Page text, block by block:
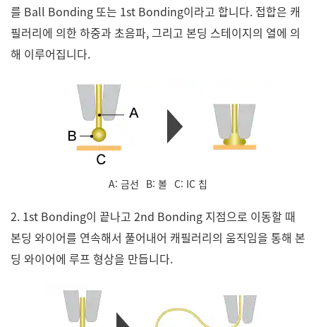
를 Ball Bonding 또는 1st Bonding이라고 합니다. 접합은 캐
필러리에 의한 하중과 초음파, 그리고 본딩 스테이지의 열에 의
해 이루어집니다.
A: 금선 B: 볼 C: IC 칩
2. 1st Bonding이 끝나고 2nd Bonding 지점으로 이동할 때
본딩 와이어를 연속해서 풀어내어 캐필러리의 움직임을 통해 본
딩 와이어에 루프 형상을 만듭니다.